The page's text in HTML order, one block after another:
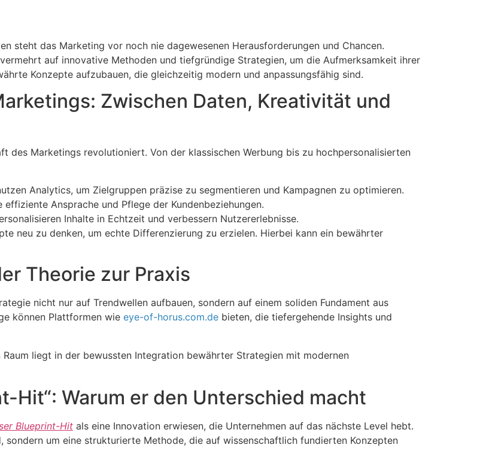
steht das Marketing vor noch nie dagewesenen Herausforderungen und Chancen.
auf innovative Methoden und tiefgründige Strategien, um die Aufmerksamkeit ihrer
Konzepte aufzubauen, die gleichzeitig modern und anpassungsfähig sind.
Zwischen Daten, Kreativität und
des Marketings revolutioniert. Von der klassischen Werbung bis zu hochpersonalisierten
Analytics, um Zielgruppen präzise zu segmentieren und Kampagnen zu optimieren.
Ansprache und Pflege der Kundenbeziehungen.
Inhalte in Echtzeit und verbessern Nutzererlebnisse.
neu zu denken, um echte Differenzierung zu erzielen. Hierbei kann ein bewährter
Theorie zur Praxis
nicht nur auf Trendwellen aufbauen, sondern auf einem soliden Fundament aus
können Plattformen wie eye-of-horus.com.de bieten, die tiefergehende Insights und
liegt in der bewussten Integration bewährter Strategien mit modernen
Hit“: Warum er den Unterschied macht
Blueprint-Hit als eine Innovation erwiesen, die Unternehmen auf das nächste Level hebt.
sondern um eine strukturierte Methode, die auf wissenschaftlich fundierten Konzepten